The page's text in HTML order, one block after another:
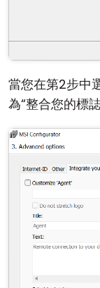
當您在第2步中
為“整合您的標